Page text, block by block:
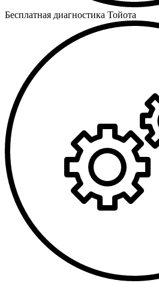
Бесплатная диагностика Тойота